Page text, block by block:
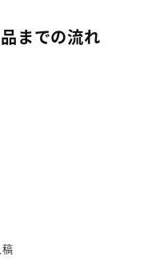
までの流れ